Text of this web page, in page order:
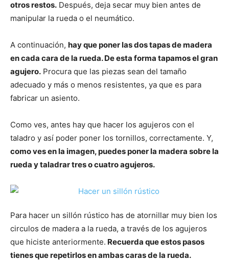
otros restos. Después, deja secar muy bien antes de
manipular la rueda o el neumático.
A continuación, hay que poner las dos tapas de madera
en cada cara de la rueda. De esta forma tapamos el gran
agujero. Procura que las piezas sean del tamaño
adecuado y más o menos resistentes, ya que es para
fabricar un asiento.
Como ves, antes hay que hacer los agujeros con el
taladro y así poder poner los tornillos, correctamente. Y,
como ves en la imagen, puedes poner la madera sobre la
rueda y taladrar tres o cuatro agujeros.
Para hacer un sillón rústico has de atornillar muy bien los
circulos de madera a la rueda, a través de los agujeros
que hiciste anteriormente. Recuerda que estos pasos
tienes que repetirlos en ambas caras de la rueda.